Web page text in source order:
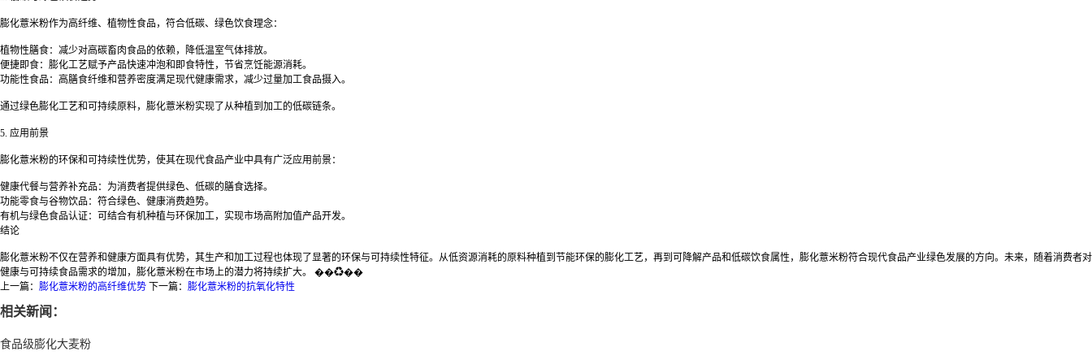
膨化薏米粉作为高纤维、植物性食品，符合低碳、绿色饮食理念：
植物性膳食：减少对高碳畜肉食品的依赖，降低温室气体排放。
便捷即食：膨化工艺赋予产品快速冲泡和即食特性，节省烹饪能源消耗。
功能性食品：高膳食纤维和营养密度满足现代健康需求，减少过量加工食品摄入。
通过绿色膨化工艺和可持续原料，膨化薏米粉实现了从种植到加工的低碳链条。
5. 应用前景
膨化薏米粉的环保和可持续性优势，使其在现代食品产业中具有广泛应用前景：
健康代餐与营养补充品：为消费者提供绿色、低碳的膳食选择。
功能零食与谷物饮品：符合绿色、健康消费趋势。
有机与绿色食品认证：可结合有机种植与环保加工，实现市场高附加值产品开发。
结论
膨化薏米粉不仅在营养和健康方面具有优势，其生产和加工过程也体现了显著的环保与可持续性特征。从低资源消耗的原料种植到节能环保的膨化工艺，再到可降解产品和低碳饮食属性，膨化薏米粉符合现代食品产业绿色发展的方向。未来，随着消费者对
健康与可持续食品需求的增加，膨化薏米粉在市场上的潜力将持续扩大。 ��♻️��
上一篇： 膨化薏米粉的高纤维优势 下一篇： 膨化薏米粉的抗氧化特性
相关新闻：
食品级膨化大麦粉